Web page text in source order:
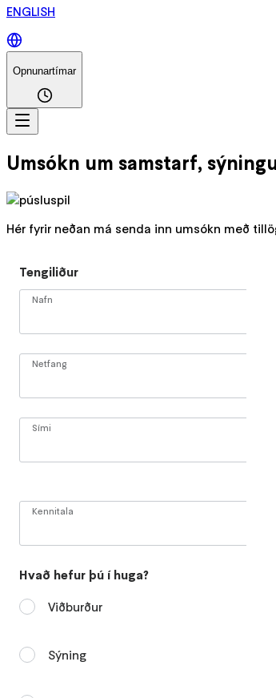
ENGLISH
Opnunartímar
Umsókn um samstarf,
Hér fyrir neðan má senda inn umsókn með